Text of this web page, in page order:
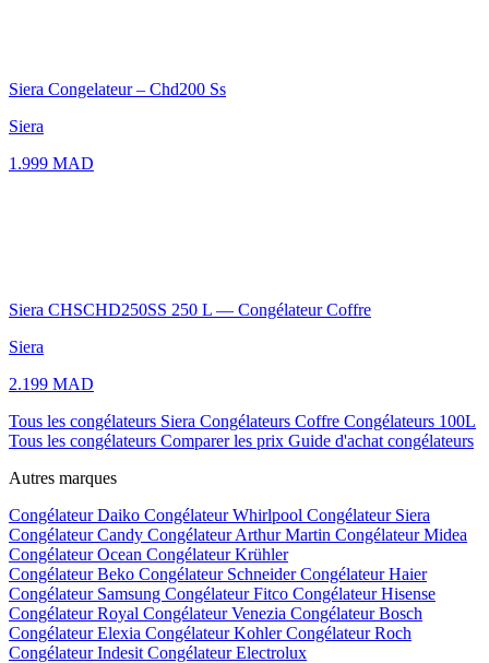
Siera Congelateur – Chd200 Ss
Siera
1.999 MAD
Siera CHSCHD250SS 250 L — Congélateur Coffre
Siera
2.199 MAD
Tous les congélateurs Siera Congélateurs Coffre Congélateurs 100L
Tous les congélateurs Comparer les prix Guide d'achat congélateurs
Autres marques
Congélateur Daiko Congélateur Whirlpool Congélateur Siera
Congélateur Candy Congélateur Arthur Martin Congélateur Midea
Congélateur Ocean Congélateur Krühler
Congélateur Beko Congélateur SchneiderCongélateur Haier
Congélateur Samsung Congélateur Fitco Congélateur Hisense
Congélateur Royal Congélateur Venezia Congélateur Bosch
Congélateur Elexia Congélateur KohlerCongélateur Roch
Congélateur Indesit Congélateur Electrolux